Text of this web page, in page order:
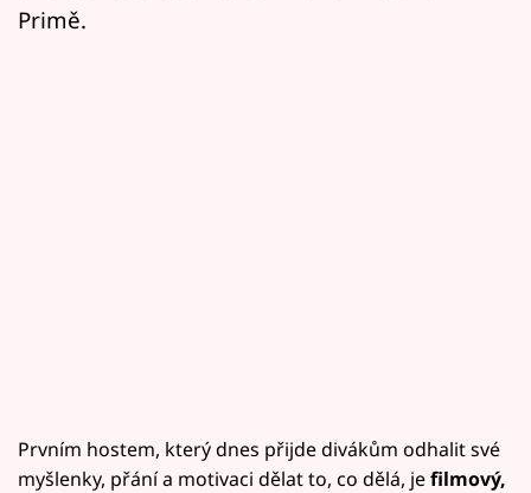
Primě.
Prvním hostem, který dnes přijde divákům odhalit své
myšlenky, přání a motivaci dělat to, co dělá, jefilmový,